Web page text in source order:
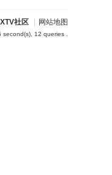
XTV社区 网站地图
12 queries .